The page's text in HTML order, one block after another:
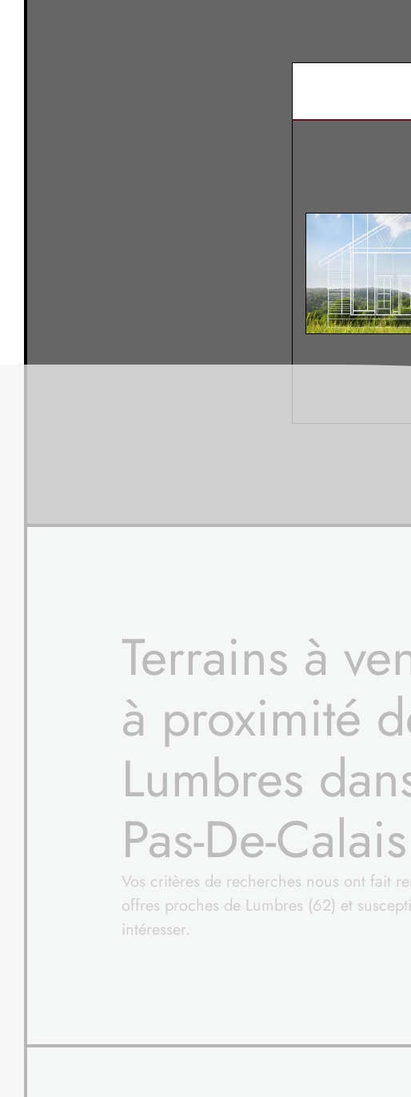
Terrains à
à proximité
Lumbres
Pas-De-Calais
Vos critères de recherches nous ont fait
offres proches de Lumbres (62) et
intéresser.